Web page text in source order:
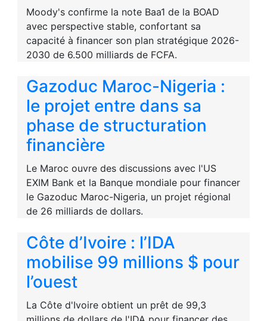
Moody's confirme la note Baa1 de la BOAD
avec perspective stable, confortant sa
capacité à financer son plan stratégique 2026-
2030 de 6.500 milliards de FCFA.
Gazoduc Maroc-Nigeria :
le projet entre dans sa
phase de structuration
financière
Le Maroc ouvre des discussions avec l'US
EXIM Bank et la Banque mondiale pour financer
le Gazoduc Maroc-Nigeria, un projet régional
de 26 milliards de dollars.
Côte d’Ivoire : l’IDA
mobilise 99 millions $ pour
l’ouest
La Côte d'Ivoire obtient un prêt de 99,3